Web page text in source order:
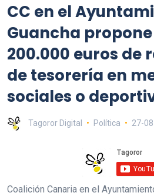
CC en el
Guancha
200.000 euros de
de tesorería en
sociales o
Tagoror Digital Política 27-
Coalición Canaria en el